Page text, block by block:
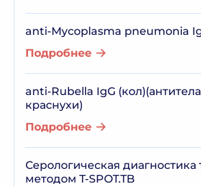
anti-Mycoplasma pneumonia
Подробнее
anti-Rubella IgG
краснухи)
Подробнее
Серологическая диагностика
методом T-SPOT.TB